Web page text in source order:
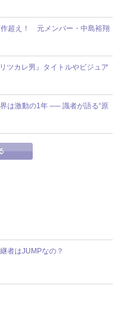
超え！ 元メンバー・中島裕翔
ツカレ男』タイトルやビジュア
は激動の1年 ── 識者が語る“原
者はJUMPなの？